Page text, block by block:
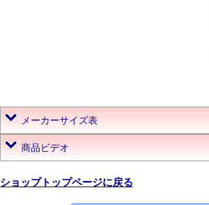
メーカーサイズ表
商品ビデオ
ショップトップページに戻る